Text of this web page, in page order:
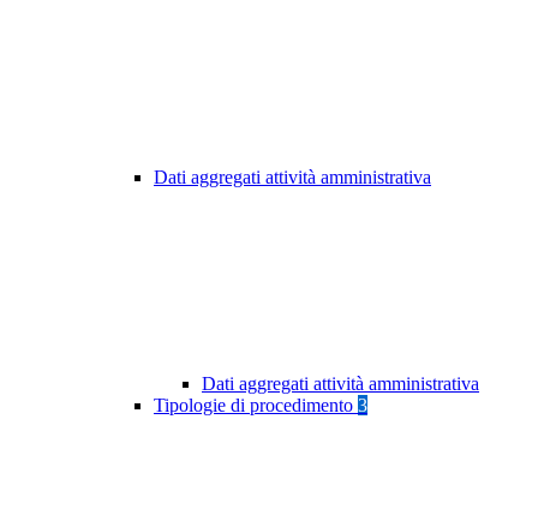
Dati aggregati attività amministrativa
Dati aggregati attività amministrativa
Tipologie di procedimento 3